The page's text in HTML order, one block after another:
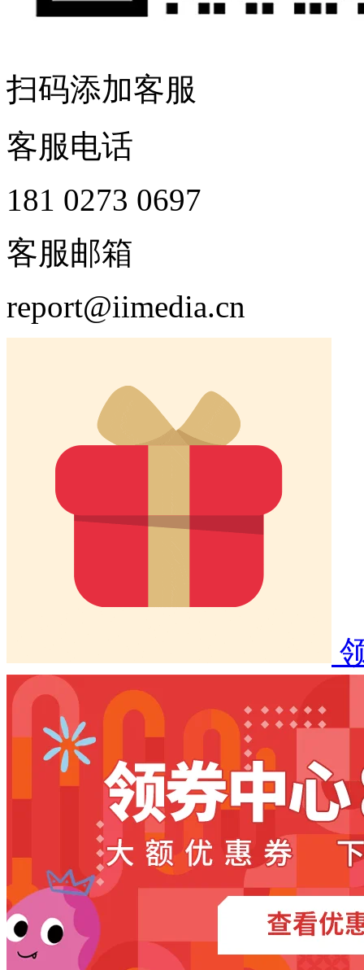
扫码添加客服
客服电话
181 0273 0697
客服邮箱
report@iimedia.cn